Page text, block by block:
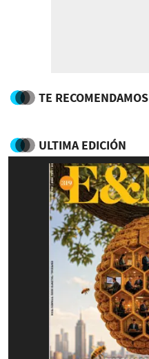
TE RECOMENDAMOS
ULTIMA EDICIÓN